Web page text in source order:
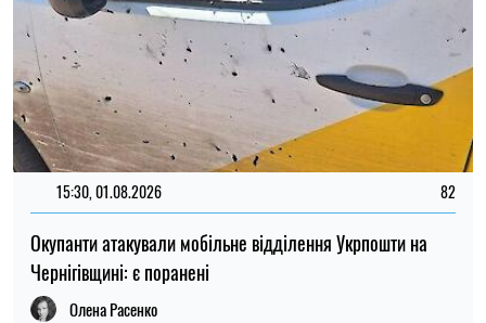
11:30, 01.08.2026
У Міноборони РФ опублікували заяву після масштабної